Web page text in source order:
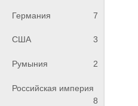
Германия 7
США 3
Румыния 2
Российская империя
8